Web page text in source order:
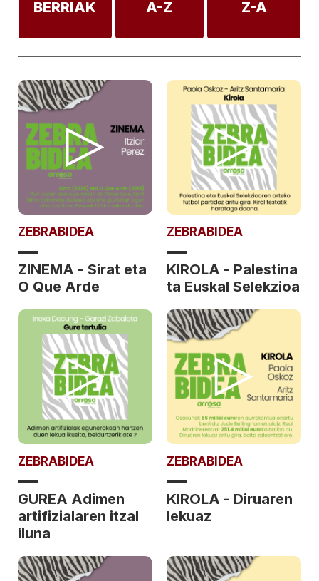
BERRIAK A-Z Z-A
ZEBRABIDEA
ZINEMA - Sirat eta
O Que Arde
ZEBRABIDEA
KIROLA - Palestina
ta Euskal Selekzioa
ZEBRABIDEA
GUREA Adimen
artifizialaren itzal
iluna
ZEBRABIDEA
KIROLA - Diruaren
lekuaz